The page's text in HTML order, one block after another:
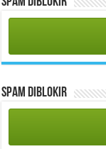
Spam Diblokir